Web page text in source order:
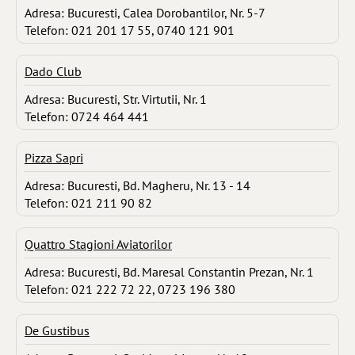
Adresa: Bucuresti, Calea Dorobantilor, Nr. 5-7
Telefon: 021 201 17 55, 0740 121 901
Dado Club
Adresa: Bucuresti, Str. Virtutii, Nr. 1
Telefon: 0724 464 441
Pizza Sapri
Adresa: Bucuresti, Bd. Magheru, Nr. 13 - 14
Telefon: 021 211 90 82
Quattro Stagioni Aviatorilor
Adresa: Bucuresti, Bd. Maresal Constantin Prezan, Nr. 1
Telefon: 021 222 72 22, 0723 196 380
De Gustibus